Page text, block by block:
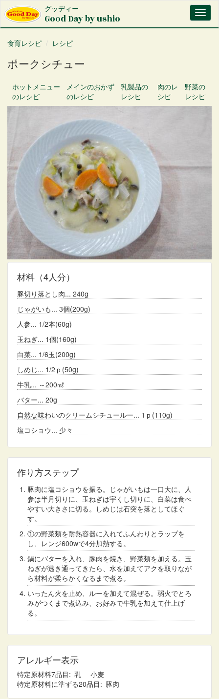
イ
グッディー
Good Day by ushio
食育レシピ
レシピ
ポークシチュー
ホットメニュー
のレシピ
メインのおかず
のレシピ
乳製品の
レシピ
肉のレ
シピ
野菜の
レシピ
材料 （4人分）
豚切り落とし肉
240g
じゃがいも
3個(200g)
人参
1/2本(60g)
玉ねぎ
1個(160g)
白菜
1/6玉(200g)
しめじ
1/2ｐ(50g)
牛乳
～200㎖
バター
20g
自然な味わいのクリームシチュールー
1ｐ(110g)
塩コショウ
少々
作り方ステップ
豚肉に塩コショウを振る。じゃがいもは一口大に、人
参は半月切りに、玉ねぎは宇くし切りに、白菜は食べ
やすい大きさに切る。しめじは石突を落としてほぐ
す。
①の野菜類を耐熱容器に入れてふんわりとラップを
し、レンジ600wで4分加熱する。
鍋にバターを入れ、豚肉を焼き、野菜類を加える。玉
ねぎが透き通ってきたら、水を加えてアクを取りなが
ら材料が柔らかくなるまで煮る。
いったん火を止め、ルーを加えて混ぜる。弱火でとろ
みがつくまで煮込み、お好みで牛乳を加えて仕上げ
る。
アレルギー表示
特定原材料7品目 乳
小麦
特定原材料に準ずる20品目
豚肉